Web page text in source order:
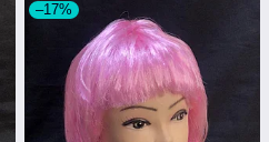
–17%